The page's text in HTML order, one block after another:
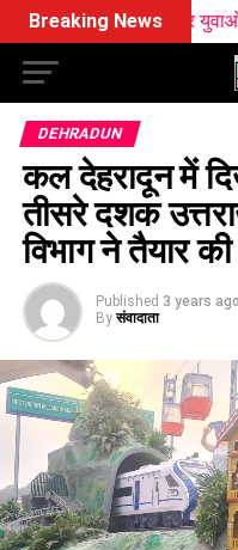
Breaking News
हजार युवाओं के लिए नौकरी
DEHRADUN
कल देहरादून में
तीसरे दशक
विभाग ने तैयार
Published 3 years ago
By संवादाता